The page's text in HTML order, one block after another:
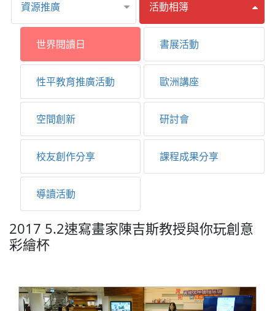
資源推廣 活動相簿
世界閱讀日 書展活動
性平教育推廣活動 歐洲講座
空間創新 研討會
校友創作分享 課程成果分享
導讀活動
2017 5.2速寫畫家陳吉斯教授與你玩創意
彩繪杯